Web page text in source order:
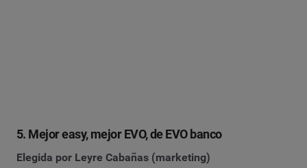
5. Mejor easy, mejor EVO, de EVO banco
Elegida por Leyre Cabañas (marketing)